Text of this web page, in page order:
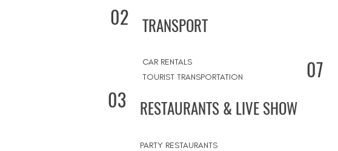
02 TRANSPORT
CAR RENTALS
TOURIST TRANSPORTATION
03 RESTAURANTS & LIVE SHOW
PARTY RESTAURANTS
07